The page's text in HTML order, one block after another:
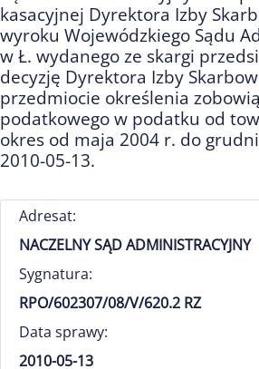
kasacyjnej Dyrektora Izby
wyroku Wojewódzkiego Sądu
w Ł. wydanego ze skargi
decyzję Dyrektora Izby
przedmiocie określenia
podatkowego w podatku od
okres od maja 2004 r. do
2010-05-13.
Adresat:
NACZELNY SĄD ADMINISTRACYJNY
Sygnatura:
RPO/602307/08/V/620.2 RZ
Data sprawy:
2010-05-13